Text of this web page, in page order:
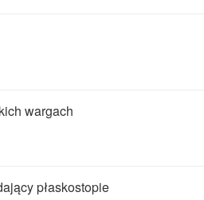
wargach
płaskostopie